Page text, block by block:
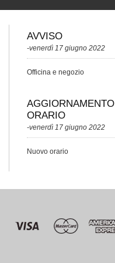
AVVISO
-venerdì 17 giugno 2022
Officina e negozio
AGGIORNAMENTO
ORARIO
-venerdì 17 giugno 2022
Nuovo orario